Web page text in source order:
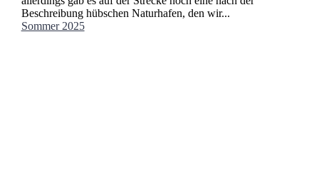
Beschreibung hübschen Naturhafen, den wir...
Sommer 2025